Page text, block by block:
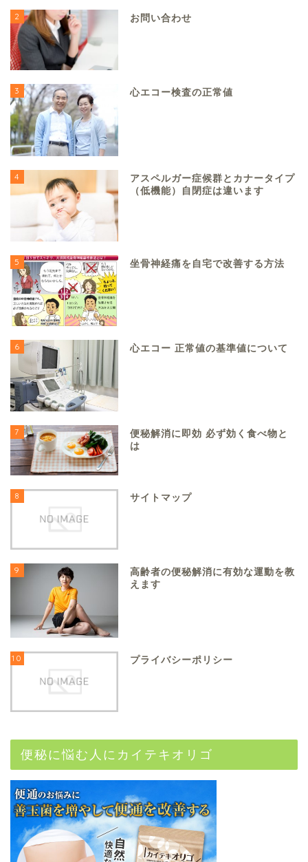
2 お問い合わせ
3 心エコー検査の正常値
4
アスペルガー症候群とカナータイプ
（低機能）自閉症は違います
5 坐骨神経痛を自宅で改善する方法
6 心エコー 正常値の基準値について
7
便秘解消に即効 必ず効く食べ物と
は
8 サイトマップ
9
高齢者の便秘解消に有効な運動を教
えます
10 プライバシーポリシー
便秘に悩む人にカイテキオリゴ